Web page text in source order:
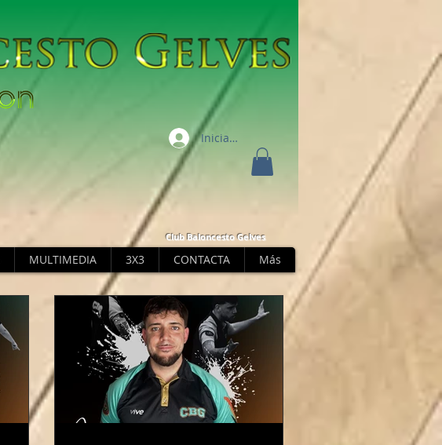
Iniciar sesión
Club Baloncesto Gelves
MULTIMEDIA 3X3 CONTACTA Más